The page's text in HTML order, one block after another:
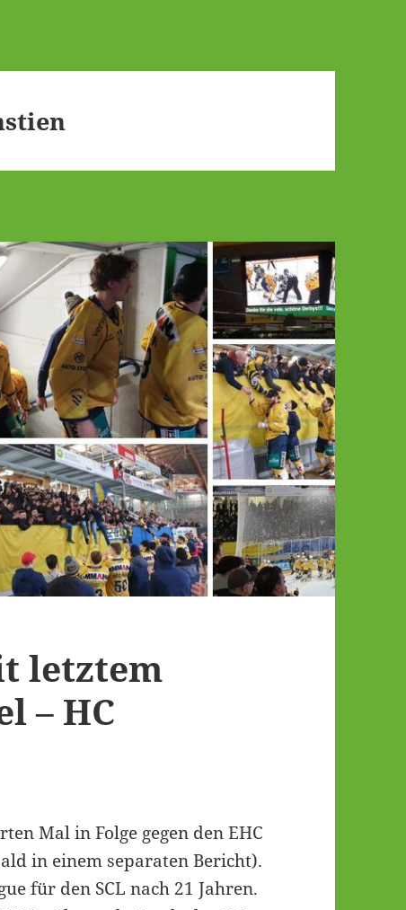
letztem
– HC
Mal in Folge gegen den EHC
in einem separaten Bericht).
für den SCL nach 21 Jahren.